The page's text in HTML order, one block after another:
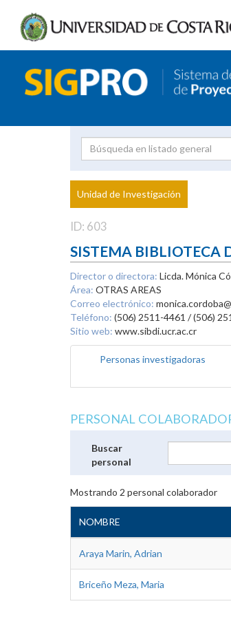
Proyecto
Unidad de Investigación
ID: 603
SISTEMA BIBLIOTECA
Director o directora: Licda. Mónica
Área: OTRAS AREAS
Correo electrónico:
Teléfono: (506) 2511-4461 / (506)
Sitio web: www.sibdi.ucr.ac.cr
Personas investigadoras
PERSONAL
Buscar
personal
Mostrando 2 personal colaborador
NOMBRE
Araya Marin, Adrian
Briceño Meza, Maria